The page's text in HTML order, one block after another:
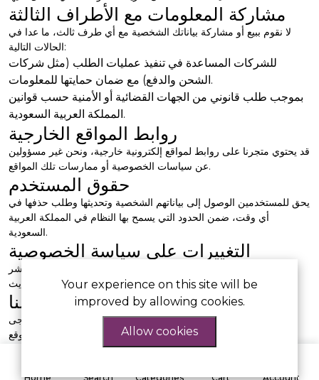
Home Search Categories Cart Account
مشاركة المعلومات مع الأطراف الثالثة
لا نقوم ببيع أو مشاركة بياناتك الشخصية مع أي طرف ثالث، ما عدا في
الحالات التالية:
للشركات المساعدة في تنفيذ عمليات الطلب (مثل شركات
الشحن والدفع) مع ضمان حمايتها للمعلومات.
بموجب طلب قانوني من الجهات القضائية أو الأمنية حسب قوانين
المملكة العربية السعودية.
روابط المواقع الخارجية
قد يحتوي متجرنا على روابط لمواقع إلكترونية خارجية، ونحن غير مسؤولين
عن سياسات الخصوصية أو ممارسات تلك المواقع.
حقوق المستخدم
يحق للمستخدمين الوصول إلى بياناتهم الشخصية وتحديثها وطلب حذفها في
أي وقت، ضمن الحدود التي يسمح بها النظام في المملكة العربية
السعودية.
التغييرات على سياسة الخصوصية
نحتفظ بالحق في تعديل أو تحديث هذه السياسة في أي وقت. سيتم نشر
النسخة المحدثة على هذه الصفحة مع توضيح تاريخ التحديث.
اتصل بنا
إذا كان لديك أي استفسارات بخصوص سياسة الخصوصية هذه، يرجى
تاريخ آخر تحديث: يونيو 2024
Your experience on this site will be
improved by allowing cookies.
Allow cookies